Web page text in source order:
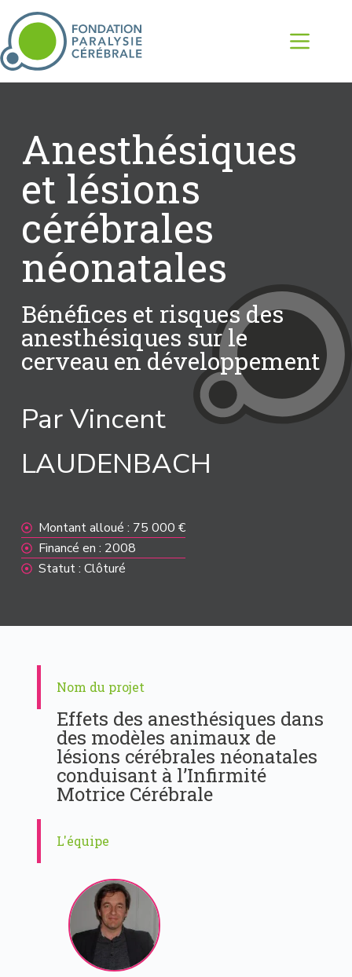
Anesthésiques
et lésions
cérébrales
néonatales
Bénéfices et risques des
anesthésiques sur le
cerveau en développement
Par Vincent
LAUDENBACH
Montant alloué : 75 000 €
Financé en : 2008
Statut : Clôturé
Nom du projet
Effets des anesthésiques dans
des modèles animaux de
lésions cérébrales néonatales
conduisant à l’Infirmité
Motrice Cérébrale
L'équipe